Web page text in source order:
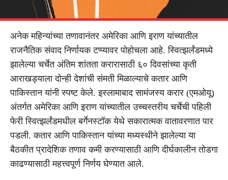
अनेक महिन्यांच्या तणावानंतर अमेरिका आणि इराण यांच्यातील
राजनैतिक संवाद निर्णायक टप्प्यावर पोहोचला आहे. स्वित्झर्लंडमध्ये
झालेल्या चर्चेत अंतिम शांतता करारासाठी ६० दिवसांच्या कृती
आराखड्याला दोन्ही देशांची संमती मिळाल्याचे कतार आणि
पाकिस्तान यांनी स्पष्ट केले. इस्लामाबाद सामंजस्य करार (एमओयू)
अंतर्गत अमेरिका आणि इराण यांच्यातील उच्चस्तरीय चर्चेची पहिली
फेरी स्वित्झर्लंडमधील बर्गेनस्टॉक येथे सकारात्मक वातावरणात पार
पडली. कतार आणि पाकिस्तान यांच्या मध्यस्थीने झालेल्या या
बैठकीत प्रादेशिक तणाव कमी करण्यासाठी आणि दीर्घकालीन तोडगा
काढण्यासाठी महत्त्वपूर्ण निर्णय घेण्यात आले.